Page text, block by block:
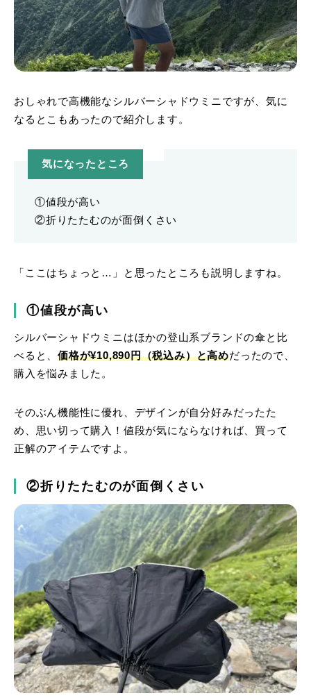
おしゃれで高機能なシルバーシャドウミニですが、気に
なるとこもあったので紹介します。
気になったところ
①値段が高い
②折りたたむのが面倒くさい
「ここはちょっと…」と思ったところも説明しますね。
①値段が高い
シルバーシャドウミニはほかの登山系ブランドの傘と比
べると、価格が¥10,890円（税込み）と高めだったので、
購入を悩みました。
そのぶん機能性に優れ、デザインが自分好みだったた
め、思い切って購入！値段が気にならなければ、買って
正解のアイテムですよ。
②折りたたむのが面倒くさい